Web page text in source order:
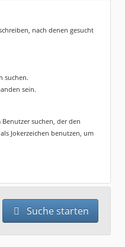
nach denen gesucht
suchen.
sein.
suchen, der den
Jokerzeichen benutzen, um
Suche starten